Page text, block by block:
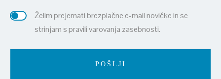
Želim prejemati brezplačne e-mail novičke in se
strinjam s pravili varovanja zasebnosti.